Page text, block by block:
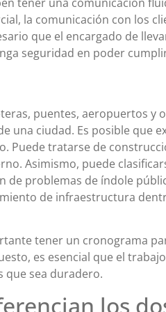
la comunicación con los
que el encargado de
seguridad en poder
puentes, aeropuertos y
una ciudad. Es posible que
Puede tratarse de
Asimismo, puede
de problemas de índole
de infraestructura
tener un cronograma
es esencial que el
que sea duradero.
los